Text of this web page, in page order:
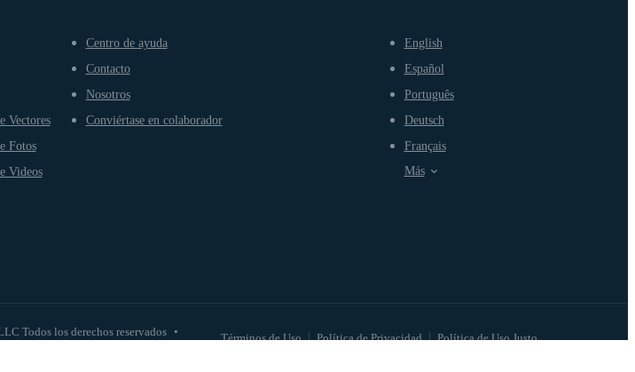
Vectores
Fotos
Videos
Centro de ayuda
Contacto
Nosotros
Conviértase en colaborador
Todos los derechos reservados • Términos de Uso Política de Privacidad Política de Uso Justo
English
Español
Português
Deutsch
Français
Más